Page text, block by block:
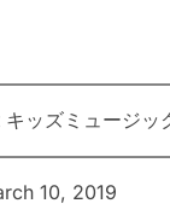
ッズミュージッ
10, 2019